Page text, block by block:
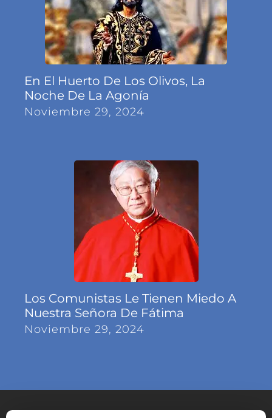
En El Huerto De Los Olivos, La
Noche De La Agonía
Noviembre 29, 2024
Los Comunistas Le Tienen Miedo A
Nuestra Señora De Fátima
Noviembre 29, 2024